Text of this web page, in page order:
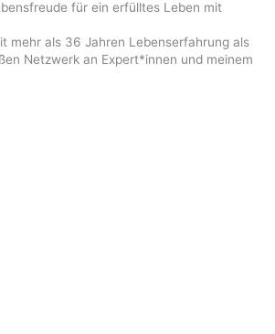
für ein erfülltes Leben mit
mehr als 36 Jahren Lebenserfahrung als
Netzwerk an Expert*innen und meinem